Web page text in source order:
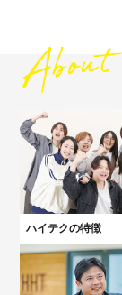
高
自分の「好き
好きなメニュ
社会人・フ
キャリアチェ
高校
高校2年生向け
ら！
保護
保護者の方向
ハイテクの特徴